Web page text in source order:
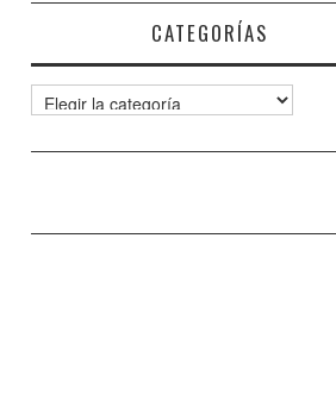
CATEGORÍAS
Categorías